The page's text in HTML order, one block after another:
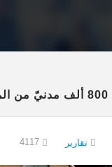
تقارير